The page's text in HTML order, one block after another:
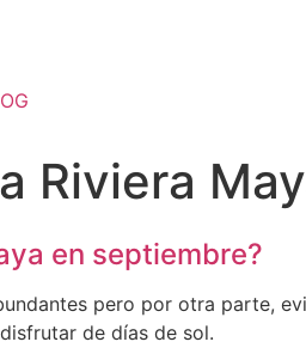
Riviera
en septiembre?
pero por otra parte,
de días de sol.